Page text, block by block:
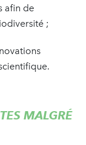
afin de
;
MALGRÉ